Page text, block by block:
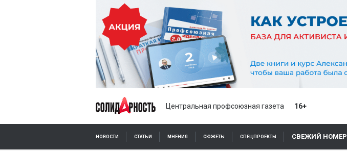
Центральная профсоюзная газета 16+
НОВОСТИ СТАТЬИ МНЕНИЯ СЮЖЕТЫ СПЕЦПРОЕКТЫ СВЕЖИЙ НОМЕР